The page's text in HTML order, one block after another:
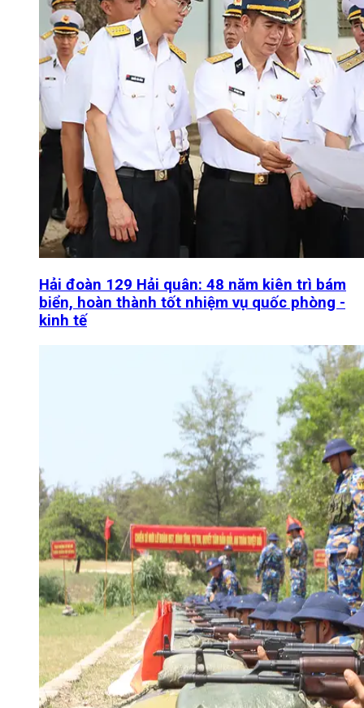
Hải đoàn 129 Hải quân: 48 năm kiên trì bám
biển, hoàn thành tốt nhiệm vụ quốc phòng -
kinh tế